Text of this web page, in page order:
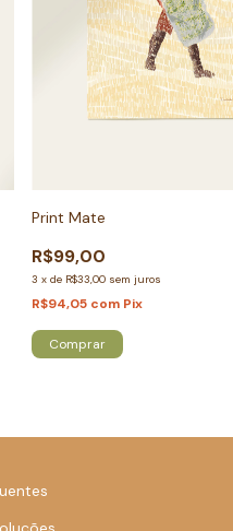
Print Mate
R$99,00
3 x de R$33,00 sem juros
R$94,05 com Pix
Comprar